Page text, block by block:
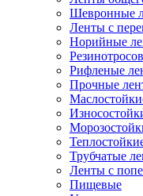
Шевронные
Ленты с
Норийные
Рифленые
Прочные
Трубчатые
Ленты с
Пищевые